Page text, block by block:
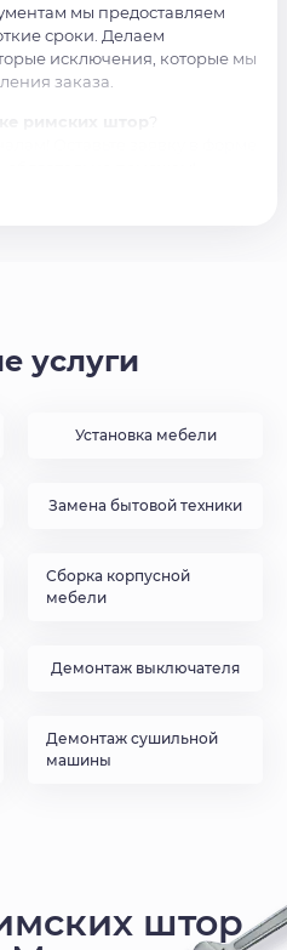
мы предоставляем
сроки. Делаем
исключения, которые мы
заказа.
услуги
Установка мебели
Замена бытовой техники
Сборка корпусной
мебели
Демонтаж выключателя
Демонтаж сушильной
машины
штор